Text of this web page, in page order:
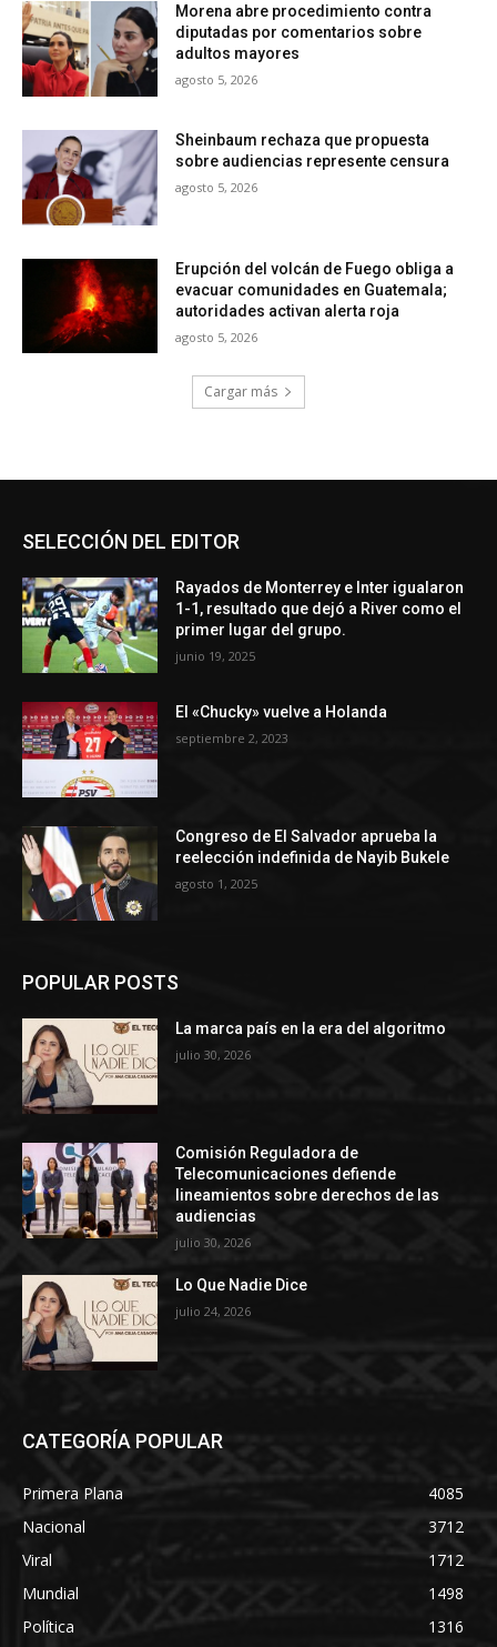
Morena abre procedimiento contra
diputadas por comentarios sobre
adultos mayores
agosto 5, 2026
Sheinbaum rechaza que propuesta
sobre audiencias represente censura
agosto 5, 2026
Erupción del volcán de Fuego obliga a
evacuar comunidades en Guatemala;
autoridades activan alerta roja
agosto 5, 2026
Cargar más
SELECCIÓN DEL EDITOR
Rayados de Monterrey e Inter igualaron
1-1, resultado que dejó a River como el
primer lugar del grupo.
junio 19, 2025
El «Chucky» vuelve a Holanda
septiembre 2, 2023
Congreso de El Salvador aprueba la
reelección indefinida de Nayib Bukele
agosto 1, 2025
POPULAR POSTS
La marca país en la era del algoritmo
julio 30, 2026
Comisión Reguladora de
Telecomunicaciones defiende
lineamientos sobre derechos de las
audiencias
julio 30, 2026
Lo Que Nadie Dice
julio 24, 2026
CATEGORÍA POPULAR
Primera Plana
4085
Nacional
3712
Viral
1712
Mundial
1498
Política
1316